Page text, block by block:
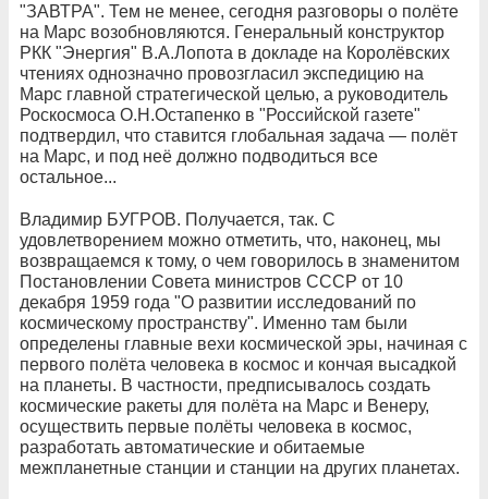
"ЗАВТРА". Тем не менее, сегодня разговоры о полёте
на Марс возобновляются. Генеральный конструктор
РКК "Энергия" В.А.Лопота в докладе на Королёвских
чтениях однозначно провозгласил экспедицию на
Марс главной стратегической целью, а руководитель
Роскосмоса О.Н.Остапенко в "Российской газете"
подтвердил, что ставится глобальная задача — полёт
на Марс, и под неё должно подводиться все
остальное...
Владимир БУГРОВ. Получается, так. С
удовлетворением можно отметить, что, наконец, мы
возвращаемся к тому, о чем говорилось в знаменитом
Постановлении Совета министров СССР от 10
декабря 1959 года "О развитии исследований по
космическому пространству". Именно там были
определены главные вехи космической эры, начиная с
первого полёта человека в космос и кончая высадкой
на планеты. В частности, предписывалось создать
космические ракеты для полёта на Марс и Венеру,
осуществить первые полёты человека в космос,
разработать автоматические и обитаемые
межпланетные станции и станции на других планетах.